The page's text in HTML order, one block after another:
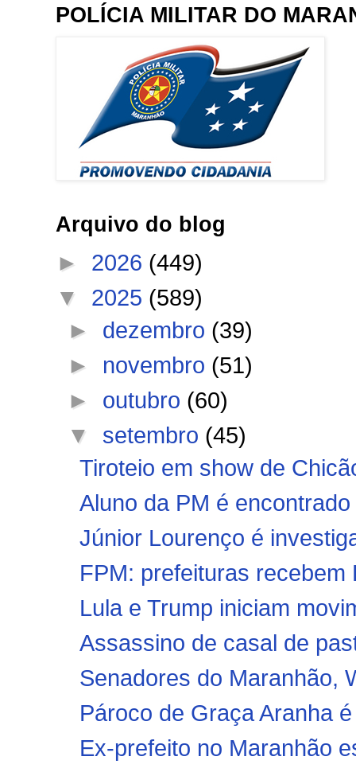
POLÍCIA MILITAR DO
Arquivo do blog
► 2026 (449)
▼ 2025 (589)
► dezembro (39)
► novembro (51)
► outubro (60)
▼ setembro (45)
Tiroteio em show de
Aluno da PM é
Júnior Lourenço é
FPM: prefeituras
Lula e Trump iniciam
Assassino de casal de
Senadores do Maranhão,
Pároco de Graça Aranha
Ex-prefeito no Maranhão